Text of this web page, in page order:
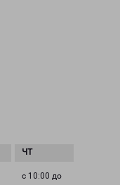
с 10:00 до